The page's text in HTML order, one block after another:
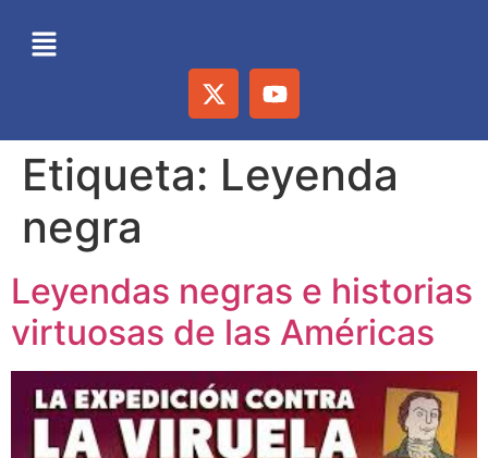
Etiqueta: Leyenda
negra
Leyendas negras e historias
virtuosas de las Américas